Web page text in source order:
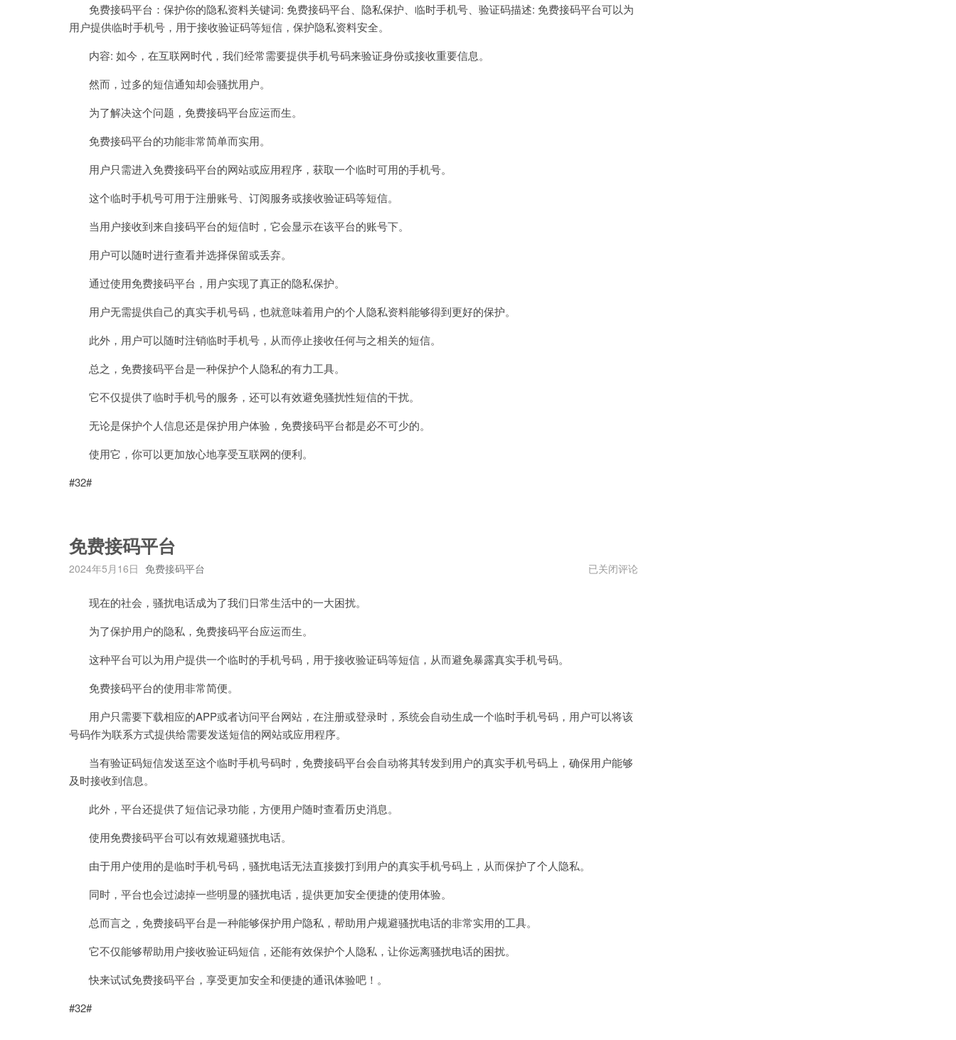
码
平
免费接码平台：保护你的隐私资料关键词: 免费接码平台、隐私保护、临时手机号、验证码描述: 免费接码平台可以为
用户提供临时手机号，用于接收验证码等短信，保护隐私资料安全。
内容: 如今，在互联网时代，我们经常需要提供手机号码来验证身份或接收重要信息。
然而，过多的短信通知却会骚扰用户。
为了解决这个问题，免费接码平台应运而生。
免费接码平台的功能非常简单而实用。
用户只需进入免费接码平台的网站或应用程序，获取一个临时可用的手机号。
这个临时手机号可用于注册账号、订阅服务或接收验证码等短信。
当用户接收到来自接码平台的短信时，它会显示在该平台的账号下。
用户可以随时进行查看并选择保留或丢弃。
通过使用免费接码平台，用户实现了真正的隐私保护。
用户无需提供自己的真实手机号码，也就意味着用户的个人隐私资料能够得到更好的保护。
此外，用户可以随时注销临时手机号，从而停止接收任何与之相关的短信。
总之，免费接码平台是一种保护个人隐私的有力工具。
它不仅提供了临时手机号的服务，还可以有效避免骚扰性短信的干扰。
无论是保护个人信息还是保护用户体验，免费接码平台都是必不可少的。
使用它，你可以更加放心地享受互联网的便利。
#32#
免费接码平台
2024年5月16日 免费接码平台
免
费
已关闭评论
现在的社会，骚扰电话成为了我们日常生活中的一大困扰。
为了保护用户的隐私，免费接码平台应运而生。
这种平台可以为用户提供一个临时的手机号码，用于接收验证码等短信，从而避免暴露真实手机号码。
免费接码平台的使用非常简便。
用户只需要下载相应的APP或者访问平台网站，在注册或登录时，系统会自动生成一个临时手机号码，用户可以将该
号码作为联系方式提供给需要发送短信的网站或应用程序。
当有验证码短信发送至这个临时手机号码时，免费接码平台会自动将其转发到用户的真实手机号码上，确保用户能够
及时接收到信息。
此外，平台还提供了短信记录功能，方便用户随时查看历史消息。
使用免费接码平台可以有效规避骚扰电话。
由于用户使用的是临时手机号码，骚扰电话无法直接拨打到用户的真实手机号码上，从而保护了个人隐私。
同时，平台也会过滤掉一些明显的骚扰电话，提供更加安全便捷的使用体验。
总而言之，免费接码平台是一种能够保护用户隐私，帮助用户规避骚扰电话的非常实用的工具。
它不仅能够帮助用户接收验证码短信，还能有效保护个人隐私，让你远离骚扰电话的困扰。
快来试试免费接码平台，享受更加安全和便捷的通讯体验吧！。
#32#